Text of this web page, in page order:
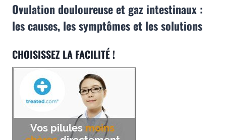
Ovulation douloureuse et gaz intestinaux :
les causes, les symptômes et les solutions
CHOISISSEZ LA FACILITÉ !